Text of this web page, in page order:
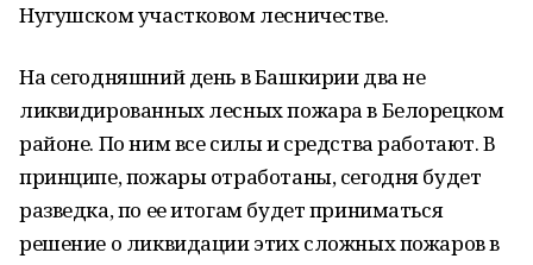
Нугушском участковом лесничестве.
На сегодняшний день в Башкирии два не
ликвидированных лесных пожара в Белорецком
районе. По ним все силы и средства работают. В
принципе, пожары отработаны, сегодня будет
разведка, по ее итогам будет приниматься
решение о ликвидации этих сложных пожаров в